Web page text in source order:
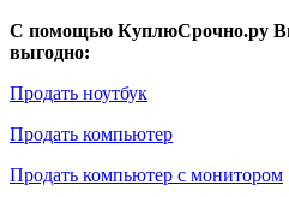
С помощью КуплюСрочно.ру
выгодно:
Продать ноутбук
Продать компьютер
Продать компьютер с монитором